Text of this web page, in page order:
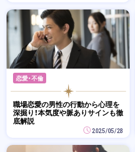
恋愛・不倫
職場恋愛の男性の行動から心理を
深掘り！本気度や脈ありサインも徹
底解説
2025/05/28